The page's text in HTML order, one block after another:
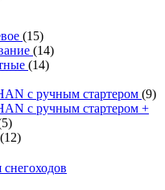
(15)
(14)
(14)
с ручным стартером (9)
с ручным стартером +
(12)